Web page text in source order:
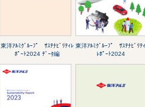
東洋ｱﾙﾐｸﾞﾙｰﾌﾟ ｻｽﾃﾅﾋﾞﾘﾃｨﾚ
ﾎﾟｰﾄ2024 ﾃﾞｰﾀ編
東洋ｱﾙﾐｸﾞﾙｰﾌﾟ ｻｽﾃﾅﾋﾞﾘﾃ
ﾚﾎﾟｰﾄ2024